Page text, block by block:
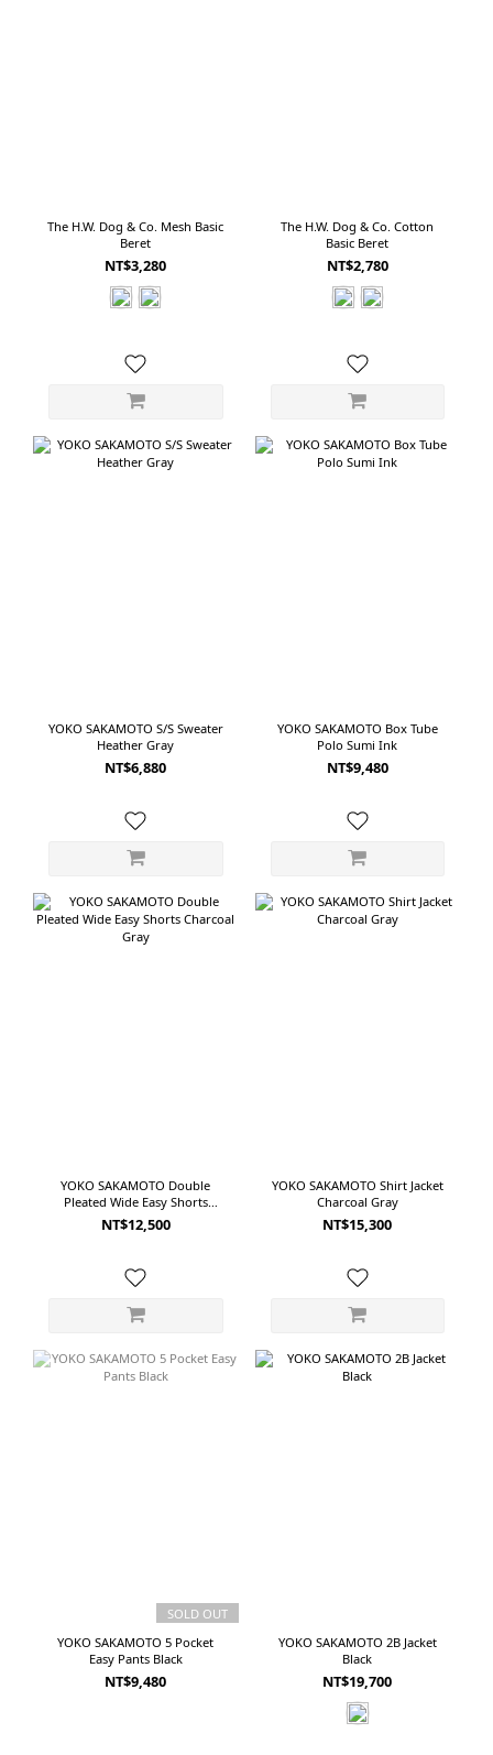
The H.W. Dog & Co. Mesh Basic
Beret
NT$3,280
The H.W. Dog & Co. Cotton
Basic Beret
NT$2,780
YOKO SAKAMOTO S/S Sweater
Heather Gray
NT$6,880
YOKO SAKAMOTO Box Tube
Polo Sumi Ink
NT$9,480
YOKO SAKAMOTO Double
Pleated Wide Easy Shorts
Charcoal Gray
NT$12,500
YOKO SAKAMOTO Shirt Jacket
Charcoal Gray
NT$15,300
SOLD OUT
YOKO SAKAMOTO 5 Pocket
Easy Pants Black
NT$9,480
YOKO SAKAMOTO 2B Jacket
Black
NT$19,700